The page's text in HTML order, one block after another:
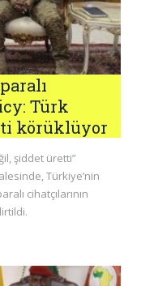
Türk
körüklüyor
şiddet üretti”
Türkiye’nin
cihatçılarının